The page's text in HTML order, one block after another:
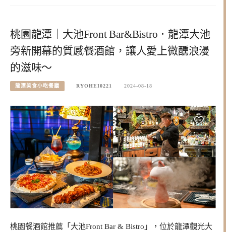
桃園龍潭｜大池Front Bar&Bistro．龍潭大池
旁新開幕的質感餐酒館，讓人愛上微醺浪漫
的滋味～
龍潭美食小吃餐廳 RYOHEI0221 2024-08-18
桃園餐酒館推薦「大池Front Bar & Bistro」，位於龍潭觀光大